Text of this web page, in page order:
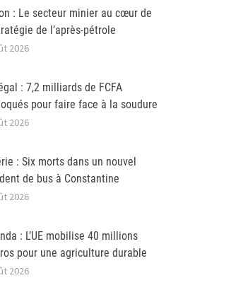
: Le secteur minier au cœur de
de l’après-pétrole
2026
: 7,2 milliards de FCFA
pour faire face à la soudure
2026
: Six morts dans un nouvel
de bus à Constantine
2026
: L’UE mobilise 40 millions
pour une agriculture durable
2026